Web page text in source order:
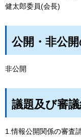
健太郎委員(会長)
公開・非公開
非公開
議題及び審
1.情報公開関係の審査